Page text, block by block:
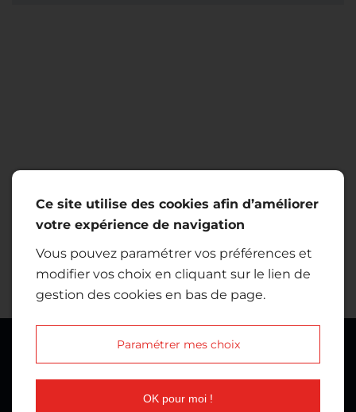
Ce site utilise des cookies afin d’améliorer
votre expérience de navigation
Vous pouvez paramétrer vos préférences et
modifier vos choix en cliquant sur le lien de
gestion des cookies en bas de page.
Paramétrer mes choix
OK pour moi !